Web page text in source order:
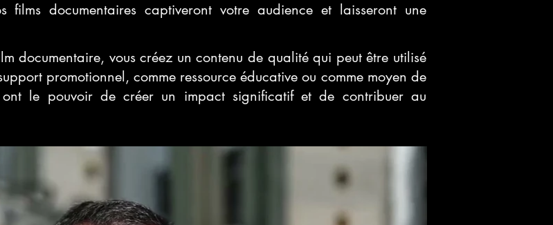
documentaires captiveront votre audience et laisseront une
documentaire, vous créez un contenu de qualité qui peut être utilisé
promotionnel, comme ressource éducative ou comme moyen de
ont le pouvoir de créer un impact significatif et de contribuer au